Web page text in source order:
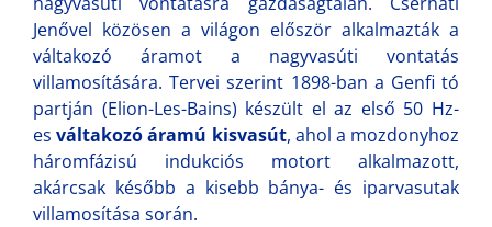
Jenővel közösen a világon először alkalmazták a
váltakozó áramot a nagyvasúti vontatás
villamosítására. Tervei szerint 1898-ban a Genfi tó
partján (Elion-Les-Bains) készült el az első 50 Hz-
esváltakozó áramú kisvasút, ahol a mozdonyhoz
háromfázisú indukciós motort alkalmazott,
akárcsak később a kisebb bánya- és iparvasutak
villamosítása során.